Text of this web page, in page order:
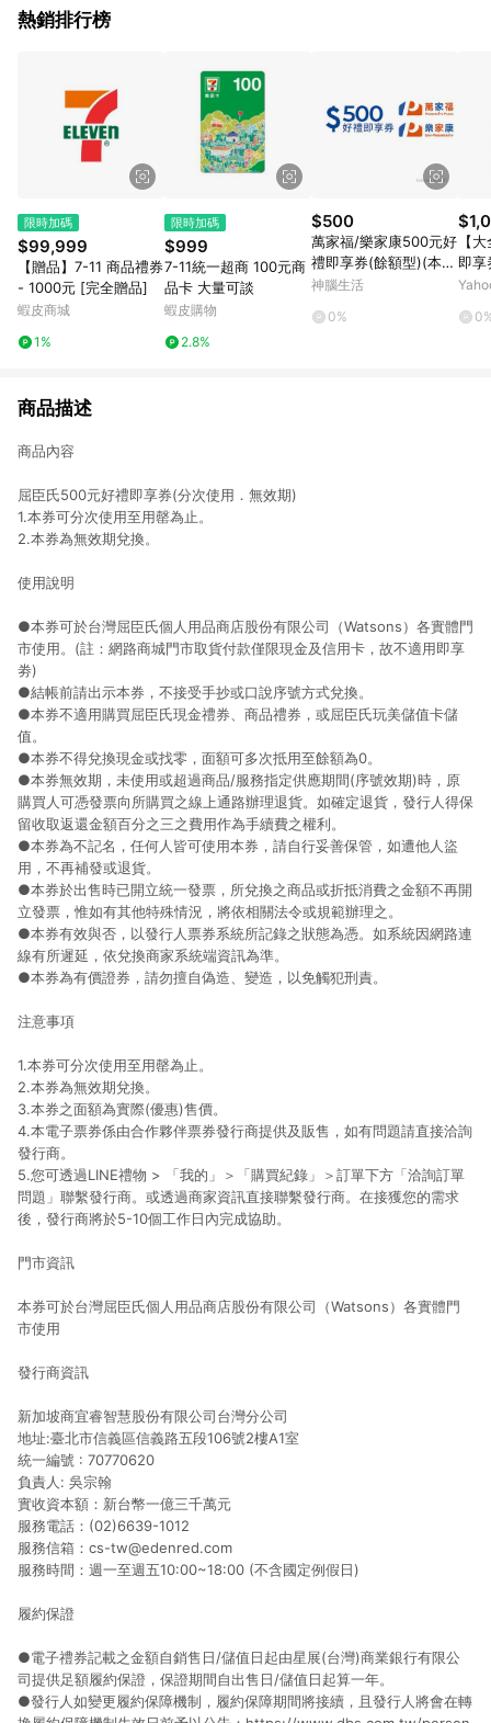
熱銷排行榜
限時加碼
$99,999
【贈品】7-11 商品禮券
- 1000元 [完全贈品]
蝦皮商城
1%
限時加碼
$999
7-11統一超商 100元商
品卡 大量可談
蝦皮購物
2.8%
$500
萬家福/樂家康500元好
禮即享券(餘額型)(本券
無法存入錢包中使用)
神腦生活
0%
【
即享
商品描述
商品內容
屈臣氏500元好禮即享券(分次使用．無效期)
1.本券可分次使用至用罄為止。
2.本券為無效期兌換。
使用說明
●本券可於台灣屈臣氏個人用品商店股份有限公司（Watsons）各實體門
市使用。(註：網路商城門市取貨付款僅限現金及信用卡，故不適用即享
劵)
●結帳前請出示本券，不接受手抄或口說序號方式兌換。
●本券不適用購買屈臣氏現金禮券、商品禮券，或屈臣氏玩美儲值卡儲
值。
●本券不得兌換現金或找零，面額可多次抵用至餘額為0。
●本券無效期，未使用或超過商品/服務指定供應期間(序號效期)時，原
購買人可憑發票向所購買之線上通路辦理退貨。如確定退貨，發行人得保
留收取返還金額百分之三之費用作為手續費之權利。
●本券為不記名，任何人皆可使用本券，請自行妥善保管，如遭他人盜
用，不再補發或退貨。
●本券於出售時已開立統一發票，所兌換之商品或折抵消費之金額不再開
立發票，惟如有其他特殊情況，將依相關法令或規範辦理之。
●本券有效與否，以發行人票券系統所記錄之狀態為憑。如系統因網路連
線有所遲延，依兌換商家系統端資訊為準。
●本券為有價證券，請勿擅自偽造、變造，以免觸犯刑責。
注意事項
1.本券可分次使用至用罄為止。
2.本券為無效期兌換。
3.本券之面額為實際(優惠)售價。
4.本電子票券係由合作夥伴票券發行商提供及販售，如有問題請直接洽詢
發行商。
5.您可透過LINE禮物 > 「我的」＞「購買紀錄」＞訂單下方「洽詢訂單
問題」聯繫發行商。或透過商家資訊直接聯繫發行商。在接獲您的需求
後，發行商將於5-10個工作日內完成協助。
門市資訊
本券可於台灣屈臣氏個人用品商店股份有限公司（Watsons）各實體門
市使用
發行商資訊
新加坡商宜睿智慧股份有限公司台灣分公司
地址:臺北市信義區信義路五段106號2樓A1室
統一編號 : 70770620
負責人: 吳宗翰
實收資本額：新台幣一億三千萬元
服務電話：(02)6639-1012
服務信箱：cs-tw@edenred.com
服務時間：週一至週五10:00~18:00 (不含國定例假日)
履約保證
●電子禮券記載之金額自銷售日/儲值日起由星展(台灣)商業銀行有限公
司提供足額履約保證，保證期間自出售日/儲值日起算一年。
●發行人如變更履約保障機制，履約保障期間將接續，且發行人將會在轉